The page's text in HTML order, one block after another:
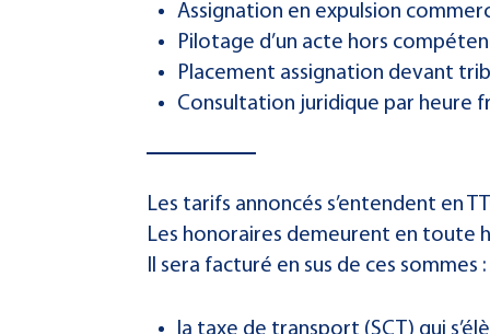
Assignation en expulsion
Pilotage d’un acte hors
Placement assignation devant
Consultation juridique par heure
Les tarifs annoncés s’entendent en
Les honoraires demeurent en toute
Il sera facturé en sus de ces sommes :
la taxe de transport (SCT) qui